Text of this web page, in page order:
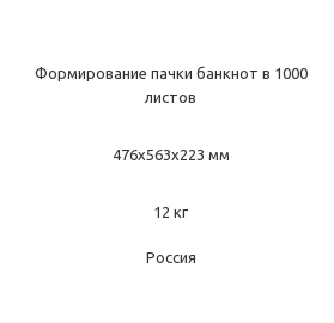
Формирование пачки банкнот в 1000
листов
476х563х223 мм
12 кг
Россия